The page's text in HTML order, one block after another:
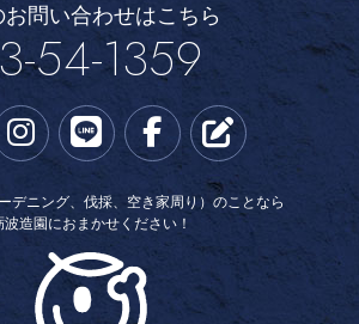
問い合わせはこちら
54-1359
デニング、伐採、空き家周り）のことなら
波造園におまかせください！
砺波造園土木株式会社